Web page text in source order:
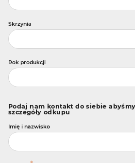
Skrzynia
Rok produkcji
Podaj nam kontakt do siebie
szczegóły odkupu
Imię i nazwisko